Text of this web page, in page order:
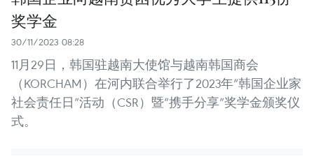
奖学金
30/11/2023 08:28
11月29日，韩国驻越南大使馆与越南韩国商会
（KORCHAM）在河内联合举行了2023年“韩国企业家
社会责任日”活动（CSR）暨“携手分享”奖学金颁奖仪
式。